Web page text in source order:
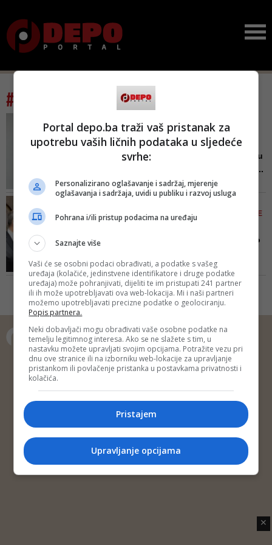
#tag: zamka
POJAŠNJAVA ŠTA ZNAČI
'POZIV NA DIJALOG'
Cilj je da Bošnjaci upadnu
u zamku, da se raspamet...
Navodni dijalog na koji poziva
Vučić treba da počiva na
Nevjerovatna strategija! - smatra
DA ZNA NEPOZNATE DETALJE
njuška': Ko je Dodiku dao
Slobodan Vasković u svom
novom blogu tvrdi da zna
nepoznate detalje oko ukradene
ukrajinske ikone koja je iz ruku
rukama Sergeja Lavrova, a onda
je krenula afera bez kraja...
Copyright © 2014 Depo Portal
Impressum
Kontakt Marketing
Privatnost korisnika
✕
Portal depo.ba traži vaš pristanak za
upotrebu vaših ličnih podataka u sljedeće
svrhe:
Personalizirano oglašavanje i sadržaj, mjerenje
oglašavanja i sadržaja, uvidi u publiku i razvoj usluga
Pohrana i/ili pristup podacima na uređaju
Saznajte više
Vaši će se osobni podaci obrađivati, a podatke s vašeg
uređaja (kolačiće, jedinstvene identifikatore i druge podatke
uređaja) može pohranjivati, dijeliti te im pristupati 241 partner
ili ih može upotrebljavati ova web-lokacija. Mi i naši partneri
možemo upotrebljavati precizne podatke o geolociranju.
Popis partnera.
Neki dobavljači mogu obrađivati vaše osobne podatke na
temelju legitimnog interesa. Ako se ne slažete s tim, u
nastavku možete upravljati svojim opcijama. Potražite vezu pri
dnu ove stranice ili na izborniku web-lokacije za upravljanje
pristankom ili povlačenje pristanka u postavkama privatnosti i
kolačića.
Pristajem
Upravljanje opcijama